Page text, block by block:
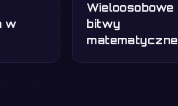
w
Wieloosobowe
bitwy
matematyczne